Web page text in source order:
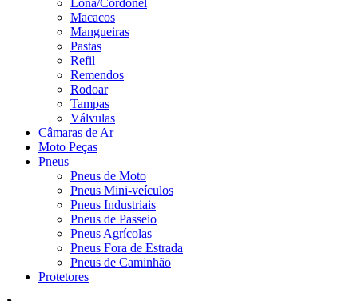
Macacos
Mangueiras
Pastas
Refil
Remendos
Rodoar
Tampas
Válvulas
Câmaras de Ar
Moto Peças
Pneus
Pneus de Moto
Pneus Mini-veículos
Pneus Industriais
Pneus de Passeio
Pneus Agrícolas
Pneus Fora de Estrada
Pneus de Caminhão
Protetores